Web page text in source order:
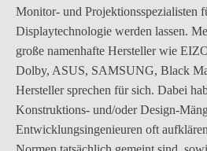
Monitor- und Projektionsspezialisten
Displaytechnologie werden lassen.
große namenhafte Hersteller wie
Dolby, ASUS, SAMSUNG, Black
Hersteller sprechen für sich. Dabei
Konstruktions- und/oder Design-
Entwicklungsingenieuren oft